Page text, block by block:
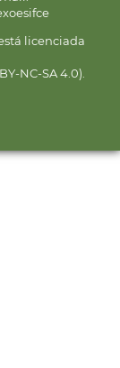
licenciada
NC-SA 4.0).